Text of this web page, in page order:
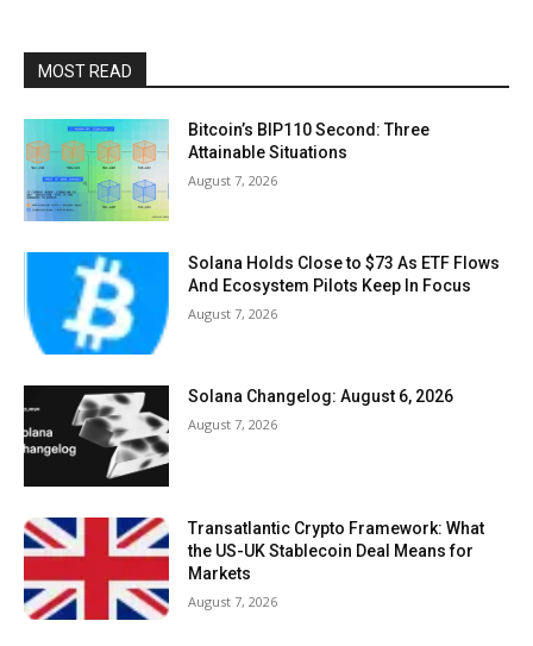
MOST READ
Bitcoin’s BIP110 Second: Three
Attainable Situations
August 7, 2026
Solana Holds Close to $73 As ETF Flows
And Ecosystem Pilots Keep In Focus
August 7, 2026
Solana Changelog: August 6, 2026
August 7, 2026
Transatlantic Crypto Framework: What
the US-UK Stablecoin Deal Means for
Markets
August 7, 2026